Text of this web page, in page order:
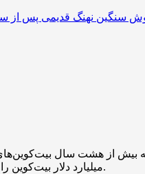
میلیارد دلار بیت‌کوین را با اتریوم معاوضه کرده بود، دوباره وارد عمل شده است.